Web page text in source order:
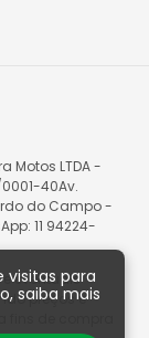
visitas para
saiba mais
Motos LTDA -
40Av.
do Campo -
11 94224-
eventuais
preços e
de compra